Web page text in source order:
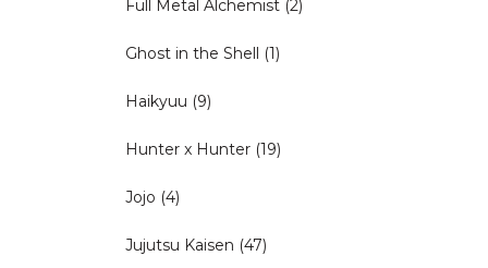
Full Metal Alchemist (2)
Ghost in the Shell (1)
Haikyuu (9)
Hunter x Hunter (19)
Jojo (4)
Jujutsu Kaisen (47)